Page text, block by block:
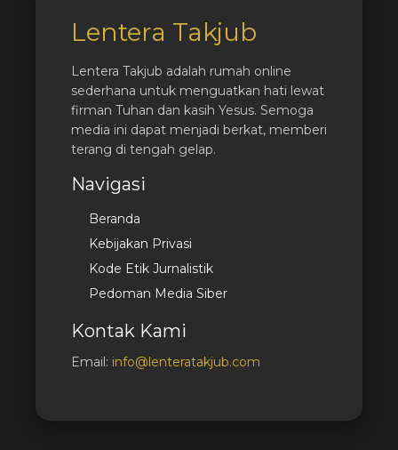
Lentera Takjub
Lentera Takjub adalah rumah online
sederhana untuk menguatkan hati lewat
firman Tuhan dan kasih Yesus. Semoga
media ini dapat menjadi berkat, memberi
terang di tengah gelap.
Navigasi
Beranda
Kebijakan Privasi
Kode Etik Jurnalistik
Pedoman Media Siber
Kontak Kami
Email: info@lenteratakjub.com